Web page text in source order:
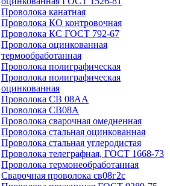
Проволока канатная
Проволока КО контровочная
Проволока КС ГОСТ 792-67
Проволока оцинкованная
термообработанная
Проволока полиграфическая
Проволока полиграфическая
оцинкованная
Проволока СВ 08АА
Проволока СВ08А
Проволока сварочная омедненная
Проволока стальная оцинкованная
Проволока стальная углеродистая
Проволока телеграфная, ГОСТ 1668-73
Проволока термонеобработанная
Сварочная проволока св08г2с